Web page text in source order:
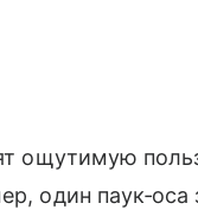
ощутимую
один